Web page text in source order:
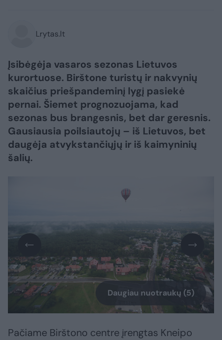
Lrytas.lt
Įsibėgėja vasaros sezonas Lietuvos
kurortuose. Birštone turistų ir nakvynių
skaičius priešpandeminį lygį pasiekė
pernai. Šiemet prognozuojama, kad
sezonas bus brangesnis, bet dar geresnis.
Gausiausia poilsiautojų – iš Lietuvos, bet
daugėja atvykstančiųjų ir iš kaimyninių
šalių.
Daugiau nuotraukų (5)
Pačiame Birštono centre įrengtas Kneipo